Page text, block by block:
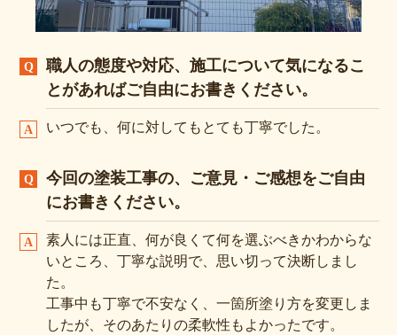
職人の態度や対応、施工について気になるこ
とがあればご自由にお書きください。
いつでも、何に対してもとても丁寧でした。
今回の塗装工事の、ご意見・ご感想をご自由
にお書きください。
素人には正直、何が良くて何を選ぶべきかわからな
いところ、丁寧な説明で、思い切って決断しまし
た。
工事中も丁寧で不安なく、一箇所塗り方を変更しま
したが、そのあたりの柔軟性もよかったです。